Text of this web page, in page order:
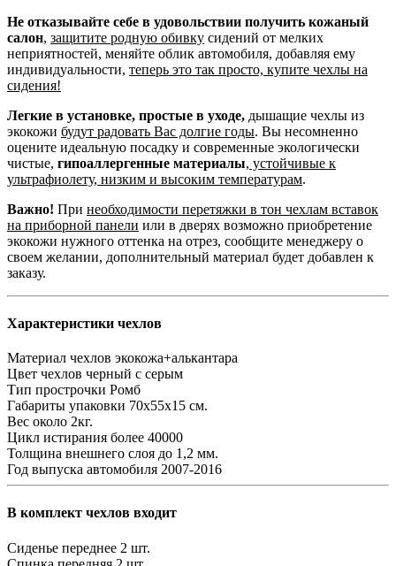
Не отказывайте себе в удовольствии получить кожаный
салон, защитите родную обивку сидений от мелких
неприятностей, меняйте облик автомобиля, добавляя ему
индивидуальности, теперь это так просто, купите чехлы на
сидения!
Легкие в установке, простые в уходе, дышащие чехлы из
экокожи будут радовать Вас долгие годы. Вы несомненно
оцените идеальную посадку и современные экологически
чистые, гипоаллергенные материалы, устойчивые к
ультрафиолету, низким и высоким температурам.
Важно! При необходимости перетяжки в тон чехлам вставок
на приборной панели или в дверях возможно приобретение
экокожи нужного оттенка на отрез, сообщите менеджеру о
своем желании, дополнительный материал будет добавлен к
заказу.
Характеристики чехлов
Материал чехлов экокожа+алькантара
Цвет чехлов черный с серым
Тип прострочки Ромб
Габариты упаковки 70х55х15 см.
Вес около 2кг.
Цикл истирания более 40000
Толщина внешнего слоя до 1,2 мм.
Год выпуска автомобиля 2007-2016
В комплект чехлов входит
Сиденье переднее 2 шт.